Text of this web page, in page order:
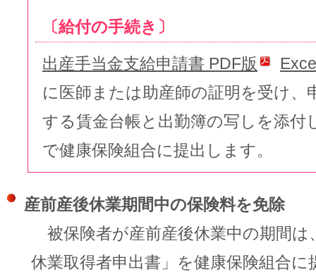
〔給付の手続き〕
出産手当金支給申請書 PDF版
に医師または助産師の証明を受け、
する賃金台帳と出勤簿の写しを添付
で健康保険組合に提出します。
産前産後休業期間中の保険料を免除
被保険者が産前産後休業中の期間は
休業取得者申出書」を健康保険組合